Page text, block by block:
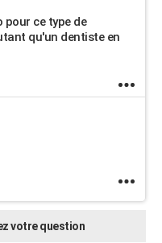
ce type de
qu'un dentiste en
votre question